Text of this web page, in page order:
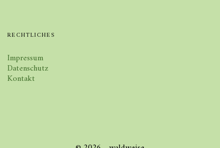
RECHTLICHES
Impressum
Datenschutz
Kontakt